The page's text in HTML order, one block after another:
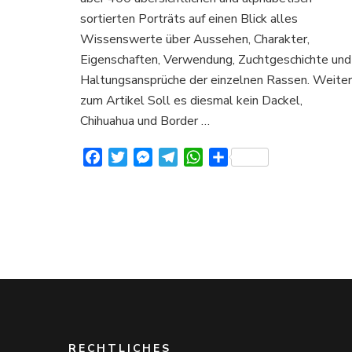
Aussehen
Charakter
und
Verhalten
sortierten Porträts auf einen Blick alles
Wissenswerte über Aussehen, Charakter,
Eigenschaften, Verwendung, Zuchtgeschichte und
Haltungsansprüche der einzelnen Rassen. Weiter
zum Artikel Soll es diesmal kein Dackel,
Chihuahua und Border …
FacebookTwitterMessenger
TelegramWhatsApp
Teilen
RECHTLICHES